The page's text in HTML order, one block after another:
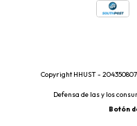
Copyright HHUST -
Defensa de las y los
Botón